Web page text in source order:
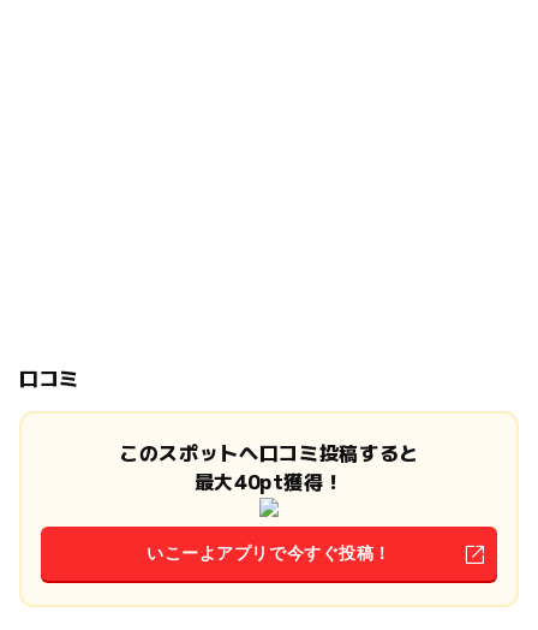
口コミ
このスポットへ口コミ投稿すると
最大40pt獲得！
いこーよアプリで今すぐ投稿！